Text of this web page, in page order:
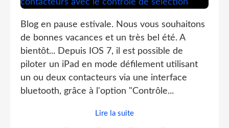
Blog en pause estivale. Nous vous souhaitons
de bonnes vacances et un très bel été. A
bientôt... Depuis IOS 7, il est possible de
piloter un iPad en mode défilement utilisant
un ou deux contacteurs via une interface
bluetooth, grâce à l'option "Contrôle...
Lire la suite